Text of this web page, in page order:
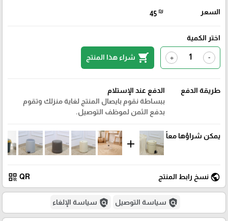
السعر 45 ₪
اختر الكمية
-
+
shopping_cart شراء هذا المنتج
طريقة الدفع
الدفع عند الإستلام
ببساطة نقوم بايصال المنتج لغاية منزلك وتقوم
بدفع الثمن لموظف التوصيل.
يمكن شراؤها معاً
add
public نسخ رابط المنتج QR
qr_code
policy سياسة التوصيل policy سياسة الإلغاء